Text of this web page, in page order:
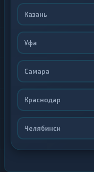
Казань
Уфа
Самара
Краснодар
Челябинск